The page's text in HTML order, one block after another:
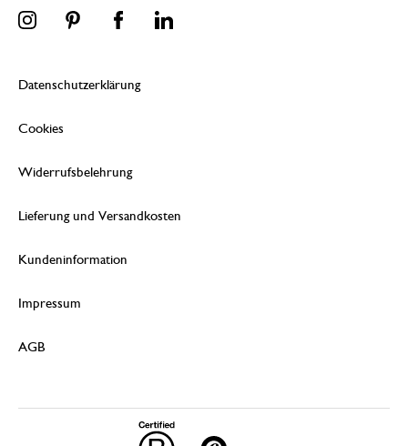
Datenschutzerklärung
Cookies
Widerrufsbelehrung
Lieferung und Versandkosten
Kundeninformation
Impressum
AGB